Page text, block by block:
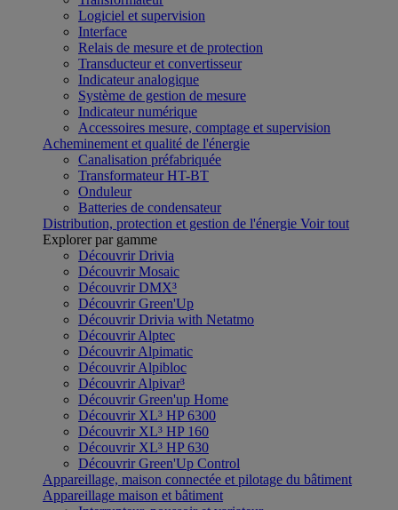
Logiciel et supervision
Interface
Relais de mesure et de protection
Transducteur et convertisseur
Indicateur analogique
Système de gestion de mesure
Indicateur numérique
Accessoires mesure, comptage et supervision
Acheminement et qualité de l'énergie
Canalisation préfabriquée
Transformateur HT-BT
Onduleur
Batteries de condensateur
Distribution, protection et gestion de l'énergie Voir tout
Explorer par gamme
Découvrir Drivia
Découvrir Mosaic
Découvrir DMX³
Découvrir Green'Up
Découvrir Drivia with Netatmo
Découvrir Alptec
Découvrir Alpimatic
Découvrir Alpibloc
Découvrir Alpivar³
Découvrir Green'up Home
Découvrir XL³ HP 6300
Découvrir XL³ HP 160
Découvrir XL³ HP 630
Découvrir Green'Up Control
Appareillage, maison connectée et pilotage du bâtiment
Appareillage maison et bâtiment